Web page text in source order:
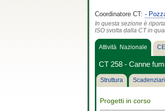
Coordinatore CT: -
In questa sezione è
ISO svolta dalla CT in
Attività Nazionale
CT 258 - Canne
Struttura
Progetti in corso